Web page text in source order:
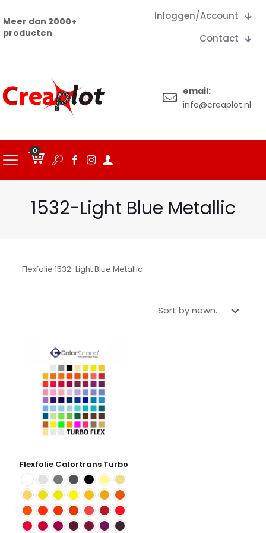
Meer dan 2000+
producten
Inloggen/Account
Contact
email:
info@creaplot.nl
0
1532-Light Blue Metallic
Flexfolie 1532-Light Blue Metallic
Flexfolie Calortrans Turbo